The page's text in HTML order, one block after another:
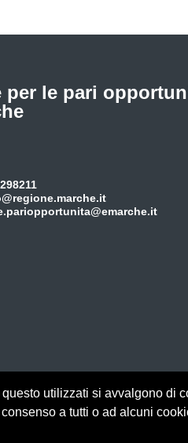
utilizzati si avvalgono
a tutti o ad alcuni
per le pari